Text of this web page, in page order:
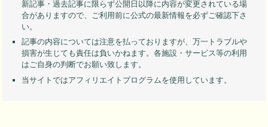
新記事・過去記事に限らず公開日以降に内容が変更されている場
合がありますので、ご利用前に公式の最新情報を必ずご確認下さ
い。
記事の内容については注意を払っておりますが、万一トラブルや
損害が生じても責任は負いかねます。各施設・サービス等の利用
はご自身の判断でお願い致します。
当サイトではアフィリエイトプログラムを使用しています。